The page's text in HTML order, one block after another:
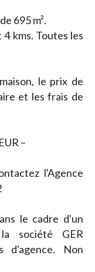
695 m².
kms. Toutes les
le prix de
et les frais de
–
l'Agence
le cadre d'un
société GER
d'agence. Non